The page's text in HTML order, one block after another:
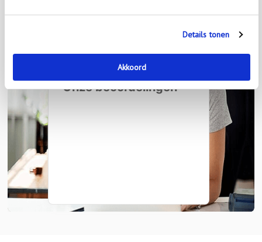
Details tonen
Akkoord
Onze beoordelingen